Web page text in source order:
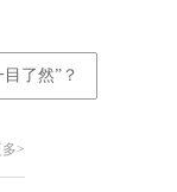
了然”？
>